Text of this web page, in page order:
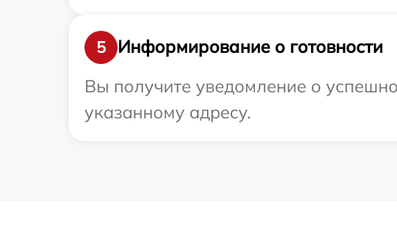
5
Информирование о готовности
Вы получите уведомление о
указанному адресу.